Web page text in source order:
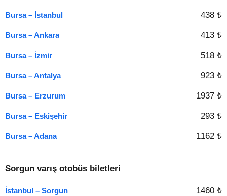
Bursa – İstanbul 438 ₺
Bursa – Ankara 413 ₺
Bursa – İzmir 518 ₺
Bursa – Antalya 923 ₺
Bursa – Erzurum 1937 ₺
Bursa – Eskişehir 293 ₺
Bursa – Adana 1162 ₺
Sorgun varış otobüs biletleri
İstanbul – Sorgun 1460 ₺